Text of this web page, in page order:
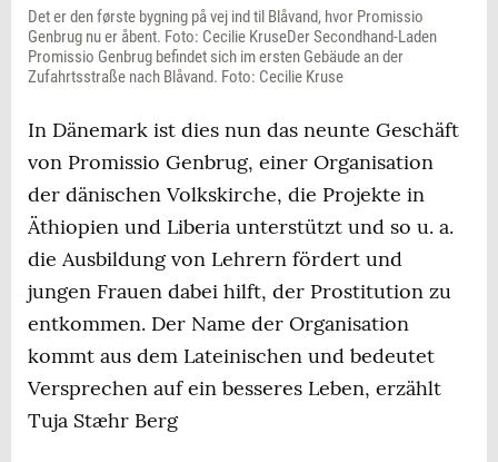
Det er den første bygning på vej ind til Blåvand, hvor Promissio
Genbrug nu er åbent. Foto: Cecilie KruseDer Secondhand-Laden
Promissio Genbrug befindet sich im ersten Gebäude an der
Zufahrtsstraße nach Blåvand. Foto: Cecilie Kruse
In Dänemark ist dies nun das neunte Geschäft
von Promissio Genbrug, einer Organisation
der dänischen Volkskirche, die Projekte in
Äthiopien und Liberia unterstützt und so u. a.
die Ausbildung von Lehrern fördert und
jungen Frauen dabei hilft, der Prostitution zu
entkommen. Der Name der Organisation
kommt aus dem Lateinischen und bedeutet
Versprechen auf ein besseres Leben, erzählt
Tuja Stæhr Berg